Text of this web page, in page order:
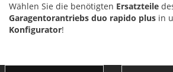
Wählen Sie die benötigten Ersatzteile
Garagentorantriebs duo rapido plus in
Konfigurator!